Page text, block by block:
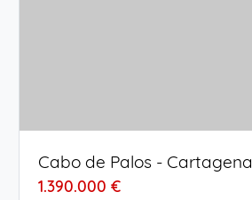
Cabo de Palos - Cartagena
1.390.000 €